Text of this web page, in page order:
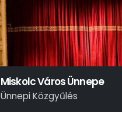
Miskolc Város Ünnepe
Ünnepi Közgyűlés